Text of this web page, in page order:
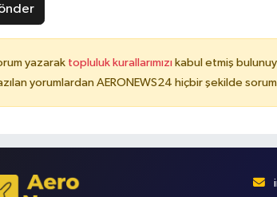
yazarak topluluk kurallarımızı kabul etmiş
yorumlardan AERONEWS24 hiçbir şekilde